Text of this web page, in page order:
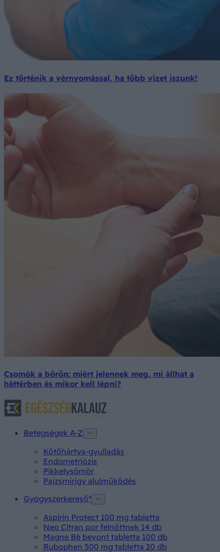
Ez történik a vérnyomással, ha több vizet iszunk!
Csomók a bőrön: miért jelennek meg, mi állhat a
háttérben és mikor kell lépni?
Betegségek A-Z
Kötőhártya-gyulladás
Endometriózis
Pikkelysömör
Pajzsmirigy alulműködés
Gyógyszerkereső*
Aspirin Protect 100 mg tabletta
Neo Citran por felnőttnek 14 db
Magne B6 bevont tabletta 100 db
Rubophen 500 mg tabletta 20 db